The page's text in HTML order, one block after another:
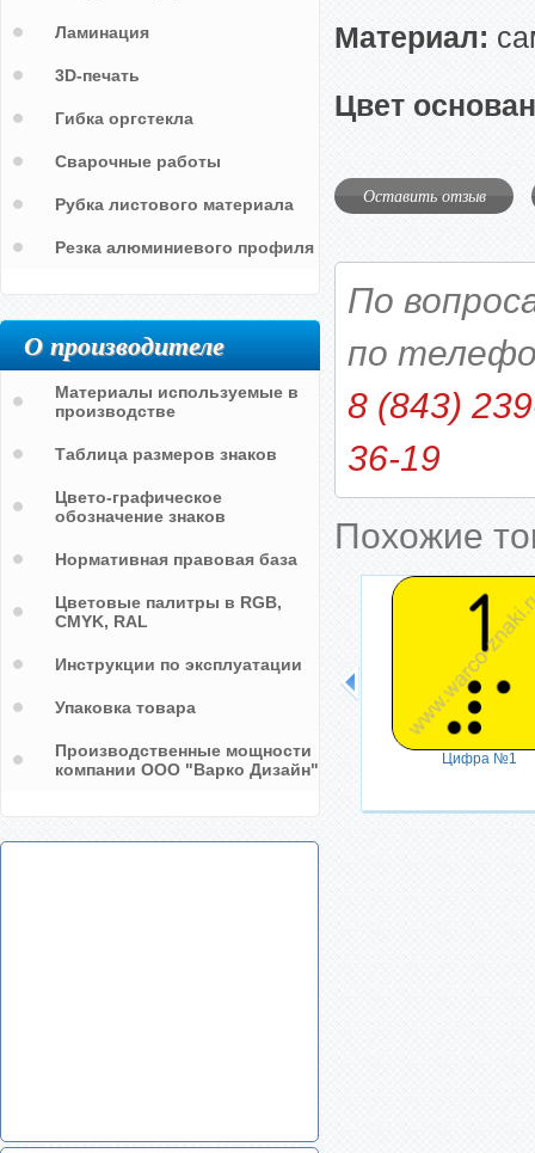
Материал:
Цвет
Оставить отзыв
По
по
8 (843)
36-19
Похожие
Возьмите чек
Цифра №1
Ламинация
3D-печать
Гибка оргстекла
Сварочные работы
Рубка листового материала
Резка алюминиевого профиля
О производителе
Материалы используемые в
производстве
Таблица размеров знаков
Цвето-графическое
обозначение знаков
Нормативная правовая база
Цветовые палитры в RGB,
CMYK, RAL
Инструкции по эксплуатации
Упаковка товара
Производственные мощности
компании ООО "Варко Дизайн"